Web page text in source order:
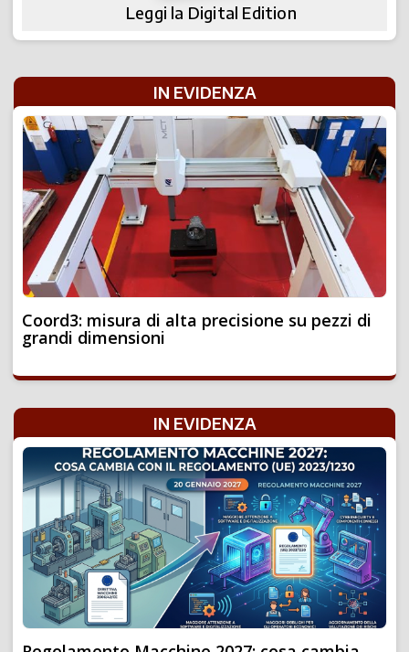
Leggi la Digital Edition
IN EVIDENZA
Coord3: misura di alta precisione su pezzi di
grandi dimensioni
IN EVIDENZA